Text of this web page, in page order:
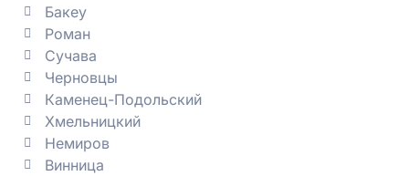
Бакеу
Роман
Сучава
Черновцы
Каменец-Подольский
Хмельницкий
Немиров
Винница